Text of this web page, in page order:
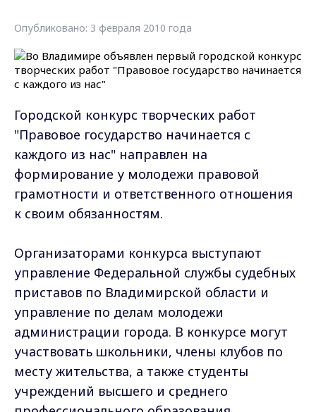
Опубликовано: 3 февраля 2010 года
Городской конкурс творческих работ
"Правовое государство начинается с
каждого из нас" направлен на
формирование у молодежи правовой
грамотности и ответственного отношения
к своим обязанностям.
Организаторами конкурса выступают
управление Федеральной службы судебных
приставов по Владимирской области и
управление по делам молодежи
администрации города. В конкурсе могут
участвовать школьники, члены клубов по
месту жительства, а также студенты
учреждений высшего и среднего